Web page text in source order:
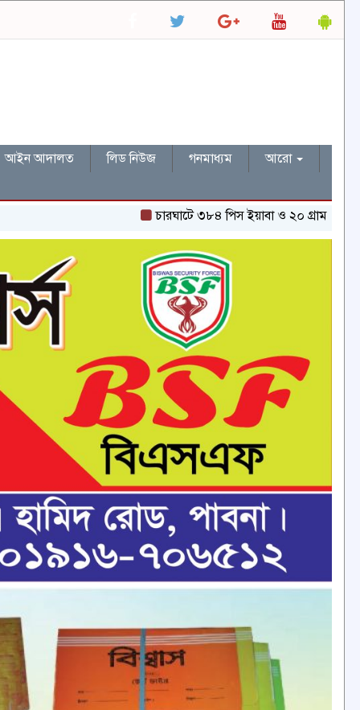
আইন আদালত লিড নিউজ গনমাধ্যম
আরো
চারঘাটে ৩৮৪ পিস ইয়াবা ও ২০ গ্রাম হেরোইনসহ একজন